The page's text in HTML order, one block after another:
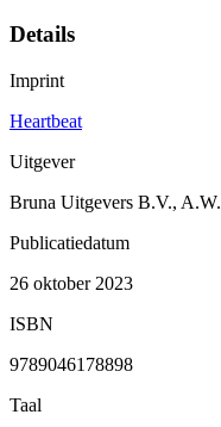
Details
Imprint
Heartbeat
Uitgever
Bruna Uitgevers B.V., A.W.
Publicatiedatum
26 oktober 2023
ISBN
9789046178898
Taal